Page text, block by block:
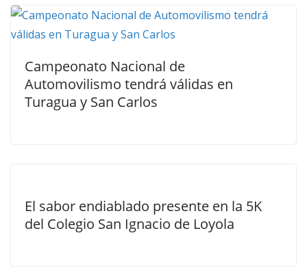
Campeonato Nacional de
Automovilismo tendrá válidas en
Turagua y San Carlos
El sabor endiablado presente en la 5K
del Colegio San Ignacio de Loyola